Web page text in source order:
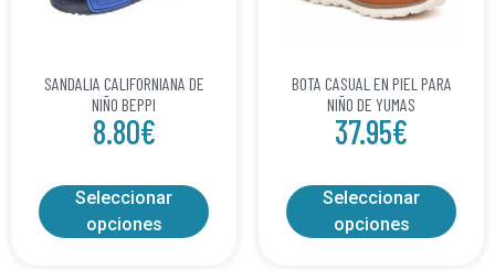
SANDALIA CALIFORNIANA DE
NIÑO BEPPI
8.80€
Seleccionar
opciones
BOTA CASUAL EN PIEL PARA
NIÑO DE YUMAS
37.95€
Seleccionar
opciones